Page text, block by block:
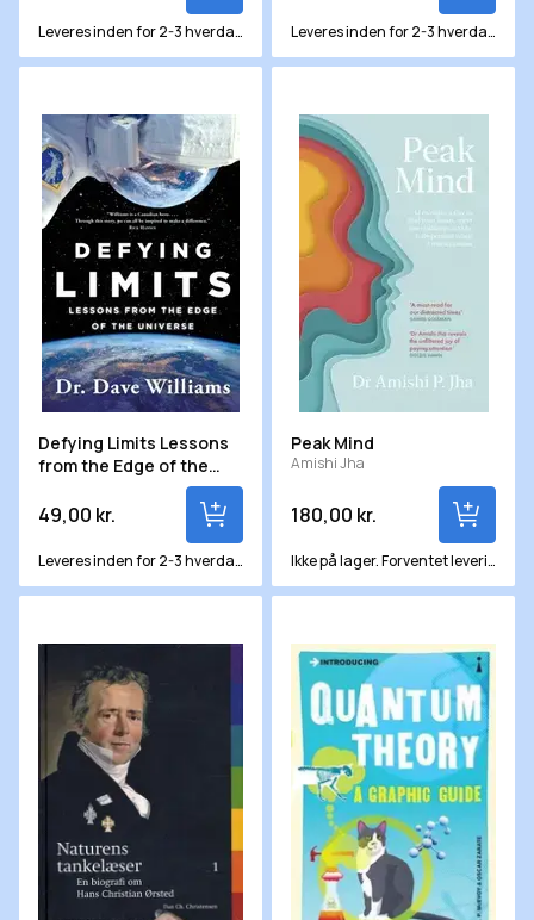
Leveres inden for 2-3 hverdage Leveres inden for 2-3 hverdage
Defying Limits Lessons
from the Edge of the
49,00 kr.
Leveres inden for 2-3 hverdage
Peak Mind
Amishi Jha
180,00 kr.
Ikke på lager. Forventet levering om ca. 12 hverdage